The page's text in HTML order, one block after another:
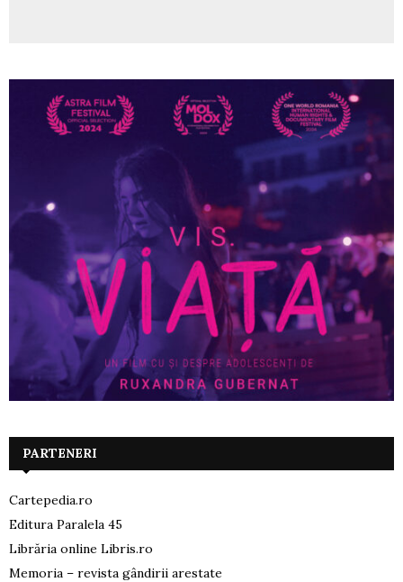
PARTENERI
Cartepedia.ro
Editura Paralela 45
Librăria online Libris.ro
Memoria – revista gândirii arestate